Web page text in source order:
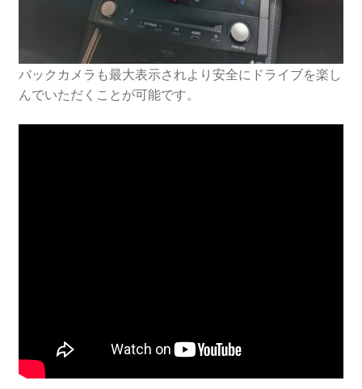
バックカメラも最大表示されより安全にドライブを楽し
んでいただくことが可能です。